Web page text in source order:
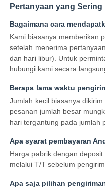
Pertanyaan yang Sering
Bagaimana cara
Kami biasanya memberikan
setelah menerima
dan hari libur). Untuk
hubungi kami secara
Berapa lama waktu
Jumlah kecil biasanya
pesanan jumlah besar
hari tergantung pada jumlah
Apa syarat pembayaran
Harga pabrik dengan
melalui T/T sebelum
Apa saja pilihan